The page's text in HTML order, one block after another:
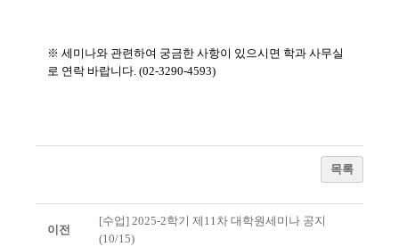
※ 세미나와 관련하여 궁금한 사항이 있으시면 학과 사무실
로 연락 바랍니다. (02-3290-4593)
목록
이전
[수업] 2025-2학기 제11차 대학원세미나 공지
(10/15)